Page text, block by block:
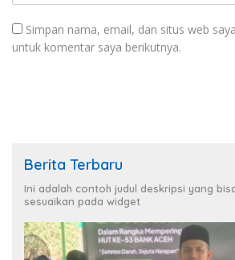
Simpan nama, email, dan situs web
untuk komentar saya berikutnya.
Berita Terbaru
Ini adalah contoh judul deskripsi yang
sesuaikan pada widget